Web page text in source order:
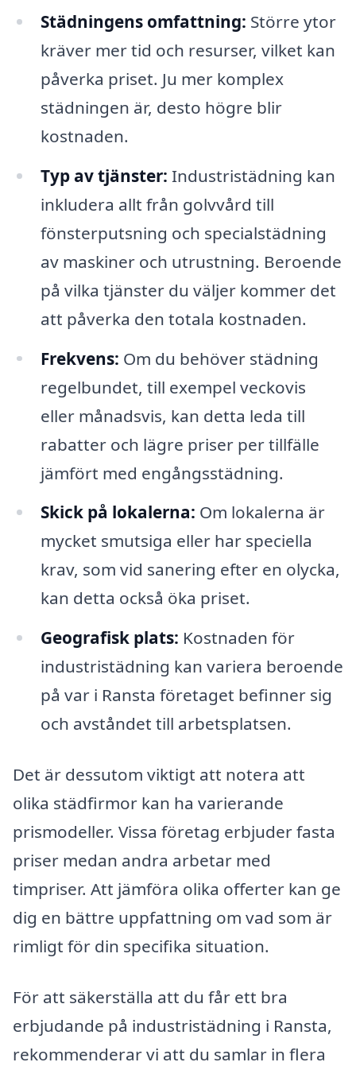
Städningens omfattning: Större ytor
kräver mer tid och resurser, vilket kan
påverka priset. Ju mer komplex
städningen är, desto högre blir
kostnaden.
Typ av tjänster: Industristädning kan
inkludera allt från golvvård till
fönsterputsning och specialstädning
av maskiner och utrustning. Beroende
på vilka tjänster du väljer kommer det
att påverka den totala kostnaden.
Frekvens: Om du behöver städning
regelbundet, till exempel veckovis
eller månadsvis, kan detta leda till
rabatter och lägre priser per tillfälle
jämfört med engångsstädning.
Skick på lokalerna: Om lokalerna är
mycket smutsiga eller har speciella
krav, som vid sanering efter en olycka,
kan detta också öka priset.
Geografisk plats: Kostnaden för
industristädning kan variera beroende
på var i Ransta företaget befinner sig
och avståndet till arbetsplatsen.
Det är dessutom viktigt att notera att
olika städfirmor kan ha varierande
prismodeller. Vissa företag erbjuder fasta
priser medan andra arbetar med
timpriser. Att jämföra olika offerter kan ge
dig en bättre uppfattning om vad som är
rimligt för din specifika situation.
För att säkerställa att du får ett bra
erbjudande på industristädning i Ransta,
rekommenderar vi att du samlar in flera